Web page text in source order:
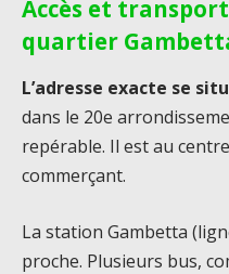
Accès et
quartier
L’adresse exacte se
dans le 20e
repérable. Il est au
commerçant.
La station Gambetta
proche. Plusieurs bus,